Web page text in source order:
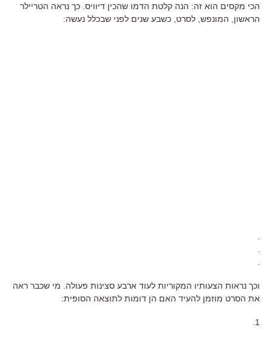
הכי מקסים הוא זה: הנה קלטת הדמו שהכין דיוויס. כך נראה הטריילר
הראשון, המונפש, לסרט, כשבע שנים לפני שבכלל נעשה:
וכך נראות הצעותיו המקוריות לעוד ארבע סצינות פעולה. מי שכבר ראה
את הסרט מוזמן להעיד האם הן דומות לתוצאה הסופית:
1.